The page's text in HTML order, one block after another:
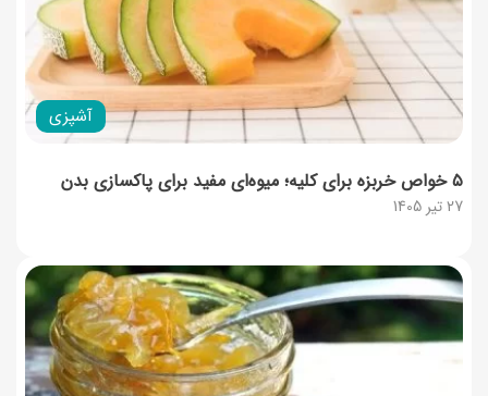
آشپزی
27 تیر 1405
۵ خواص خربزه برای کلیه؛ میوه‌ای مفید برای پاکسازی بدن